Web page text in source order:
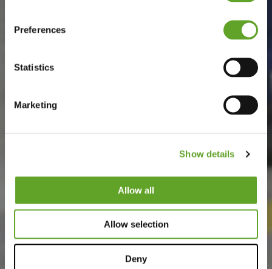
Preferences
Statistics
Marketing
Show details
Allow all
Allow selection
Deny